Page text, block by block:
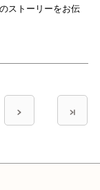
ストーリーをお伝
次
ペ
ジ
最
終
ー